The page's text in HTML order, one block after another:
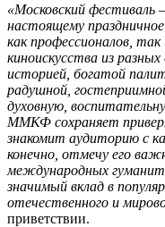
«Московский фестиваль
настоящему
как профессионалов,
киноискусства из
историей, богатой
радушной,
духовную,
ММКФ сохраняет
знакомит аудиторию с
конечно, отмечу его
международных
значимый вклад в
отечественного и
приветствии.